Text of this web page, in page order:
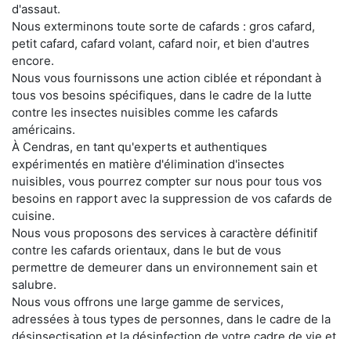
d'assaut.
Nous exterminons toute sorte de cafards : gros cafard,
petit cafard, cafard volant, cafard noir, et bien d'autres
encore.
Nous vous fournissons une action ciblée et répondant à
tous vos besoins spécifiques, dans le cadre de la lutte
contre les insectes nuisibles comme les cafards
américains.
À Cendras, en tant qu'experts et authentiques
expérimentés en matière d'élimination d'insectes
nuisibles, vous pourrez compter sur nous pour tous vos
besoins en rapport avec la suppression de vos cafards de
cuisine.
Nous vous proposons des services à caractère définitif
contre les cafards orientaux, dans le but de vous
permettre de demeurer dans un environnement sain et
salubre.
Nous vous offrons une large gamme de services,
adressées à tous types de personnes, dans le cadre de la
désinsectisation et la désinfection de votre cadre de vie et